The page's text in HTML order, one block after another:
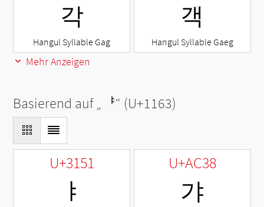
각
Hangul Syllable Gag
객
Hangul Syllable Gaeg
Mehr Anzeigen
Basierend auf „ ᅣ“ (U+1163)
U+3151
ㅑ
U+AC38
갸